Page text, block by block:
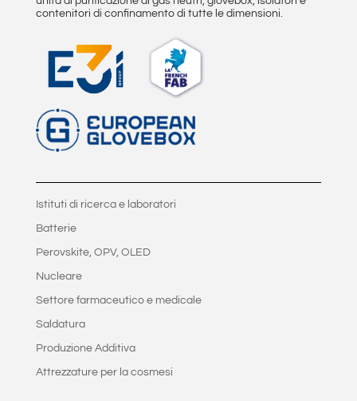
contenitori di confinamento di tutte le dimensioni.
Istituti di ricerca e laboratori
Batterie
Perovskite, OPV, OLED
Nucleare
Settore farmaceutico e medicale
Saldatura
Produzione Additiva
Attrezzature per la cosmesi